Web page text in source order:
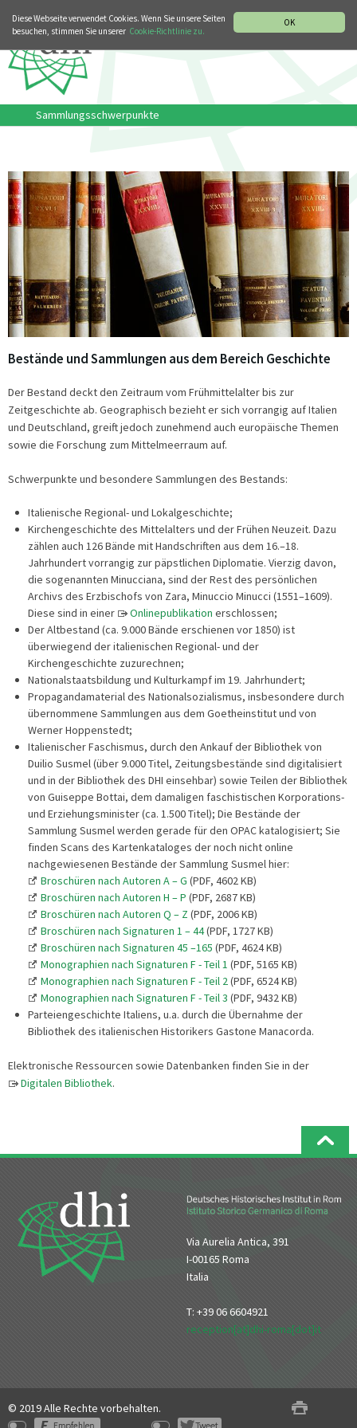
OK
Diese Webseite verwendet Cookies. Wenn Sie unsere Seiten
besuchen, stimmen Sie unserer Cookie-Richtlinie zu.
Sammlungsschwerpunkte
Bestände und Sammlungen aus dem Bereich Geschichte
Der Bestand deckt den Zeitraum vom Frühmittelalter bis zur
Zeitgeschichte ab. Geographisch bezieht er sich vorrangig auf Italien
und Deutschland, greift jedoch zunehmend auch europäische Themen
sowie die Forschung zum Mittelmeerraum auf.
Schwerpunkte und besondere Sammlungen des Bestands:
Italienische Regional- und Lokalgeschichte;
Kirchengeschichte des Mittelalters und der Frühen Neuzeit. Dazu
zählen auch 126 Bände mit Handschriften aus dem 16.–18.
Jahrhundert vorrangig zur päpstlichen Diplomatie. Vierzig davon,
die sogenannten Minucciana, sind der Rest des persönlichen
Archivs des Erzbischofs von Zara, Minuccio Minucci (1551–1609).
Diese sind in einer
Onlinepublikation erschlossen;
Der Altbestand (ca. 9.000 Bände erschienen vor 1850) ist
überwiegend der italienischen Regional- und der
Kirchengeschichte zuzurechnen;
Nationalstaatsbildung und Kulturkampf im 19. Jahrhundert;
Propagandamaterial des Nationalsozialismus, insbesondere durch
übernommene Sammlungen aus dem Goetheinstitut und von
Werner Hoppenstedt;
Italienischer Faschismus, durch den Ankauf der Bibliothek von
Duilio Susmel (über 9.000 Titel, Zeitungsbestände sind digitalisiert
und in der Bibliothek des DHI einsehbar) sowie Teilen der Bibliothek
von Guiseppe Bottai, dem damaligen faschistischen Korporations-
und Erziehungsminister (ca. 1.500 Titel); Die Bestände der
Sammlung Susmel werden gerade für den OPAC katalogisiert; Sie
finden Scans des Kartenkataloges der noch nicht online
nachgewiesenen Bestände der Sammlung Susmel hier:
Broschüren nach Autoren A – G(PDF, 4602 KB)
Broschüren nach Autoren H – P (PDF, 2687 KB)
Broschüren nach Autoren Q – Z (PDF, 2006 KB)
Broschüren nach Signaturen 1 – 44(PDF, 1727 KB)
Broschüren nach Signaturen 45 –165 (PDF, 4624 KB)
Monographien nach Signaturen F - Teil 1 (PDF, 5165 KB)
Monographien nach Signaturen F - Teil 2(PDF, 6524 KB)
Monographien nach Signaturen F - Teil 3 (PDF, 9432 KB)
Parteiengeschichte Italiens, u.a. durch die Übernahme der
Bibliothek des italienischen Historikers Gastone Manacorda.
Elektronische Ressourcen sowie Datenbanken finden Sie in der
Digitalen Bibliothek.
Via Aurelia Antica, 391
I-00165 Roma
Italia
T: +39 06 6604921
reception[at]dhi-roma[dot]it
© 2019 Alle Rechte vorbehalten.